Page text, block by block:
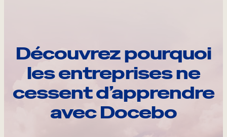
Découvrez pourquoi
les entreprises ne
cessent d’apprendre
avec Docebo